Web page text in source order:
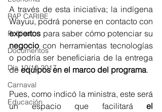
RAP CARIBE
Política
Documentos
Día 10/10 2017
Carnaval
Educación
A través de esta iniciativa; la indígena
expertos
negocio con herramientas tecnologías
o podría ser beneficiaria de la entrega
de equipos en el marco del programa.
Pues, como indicó la ministra, este será
un espacio que facilitará el